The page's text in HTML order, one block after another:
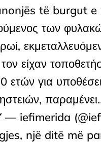
të burgut
των
είχαν
ετών για
— iefimerida
një ditë më